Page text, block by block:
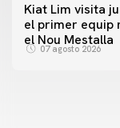
Kiat Lim visita
el primer equip
el Nou Mestalla
07 agosto 2026